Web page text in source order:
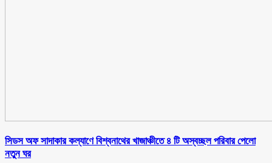
সিডস অফ সাদাকার কল্যাণে বিশ্বনাথের খাজাঞ্চীতে ৪ টি অস্বচ্ছল পরিবার পেলো
নতুন ঘর